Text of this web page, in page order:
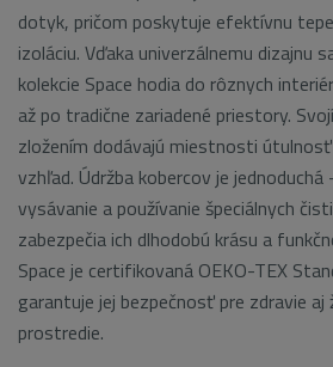
dotyk, pričom poskytuje efektívnu
izoláciu. Vďaka univerzálnemu dizajnu
kolekcie Space hodia do rôznych
až po tradične zariadené priestory.
zložením dodávajú miestnosti
vzhľad. Údržba kobercov je jednoduchá
vysávanie a používanie špeciálnych
zabezpečia ich dlhodobú krásu a
Space je certifikovaná OEKO-TEX
garantuje jej bezpečnosť pre zdravie aj
prostredie.